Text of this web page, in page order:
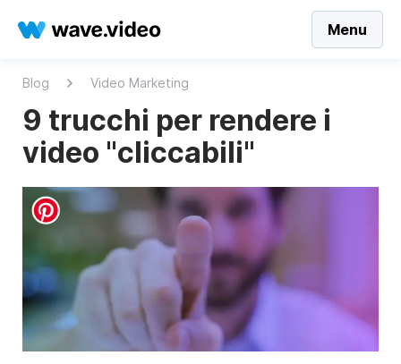
Menu
Blog Video Marketing
9 trucchi per rendere i
video "cliccabili"